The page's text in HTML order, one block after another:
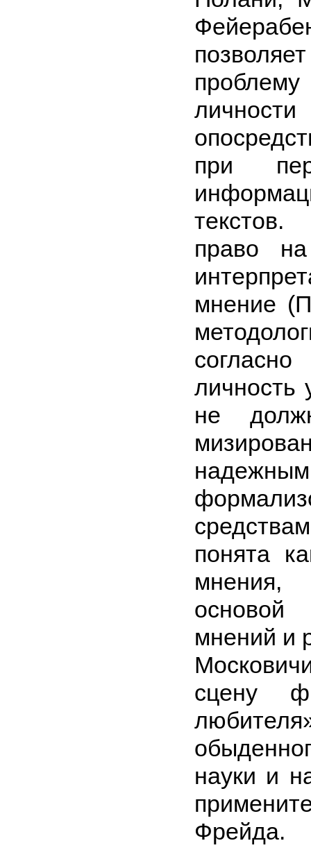
при
право
мнение
личность
не
понята
мне­ния,
мнений и
сцену
науки и
Фрейда.